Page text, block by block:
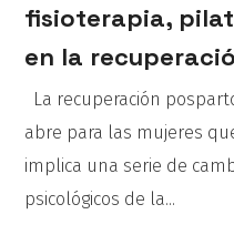
fisioterapia,
en la
La recuperación
abre para las mujeres
implica una serie de
psicológicos de la...